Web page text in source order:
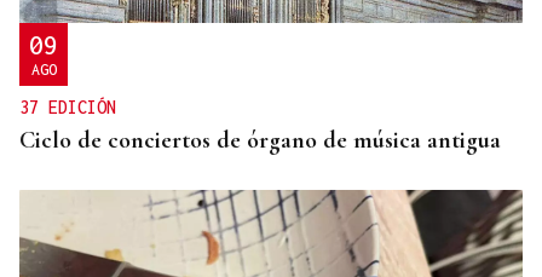
09
AGO
37 EDICIÓN
Ciclo de conciertos de órgano de música antigua